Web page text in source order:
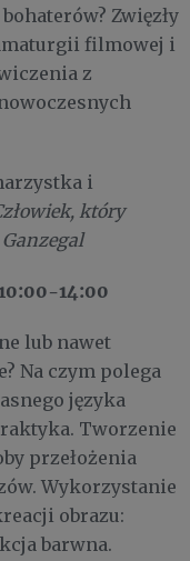
Zwięzły
filmowej i
z
i
który
14:00
lub nawet
Na czym polega
języka
Tworzenie
przełożenia
Wykorzystanie
obrazu:
barwna.